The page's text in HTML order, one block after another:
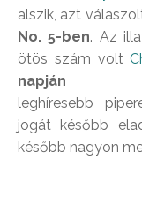
alszik, azt
No. 5-ben. Az
ötös szám volt
napján
leghíresebb
jogát később
később nagyon